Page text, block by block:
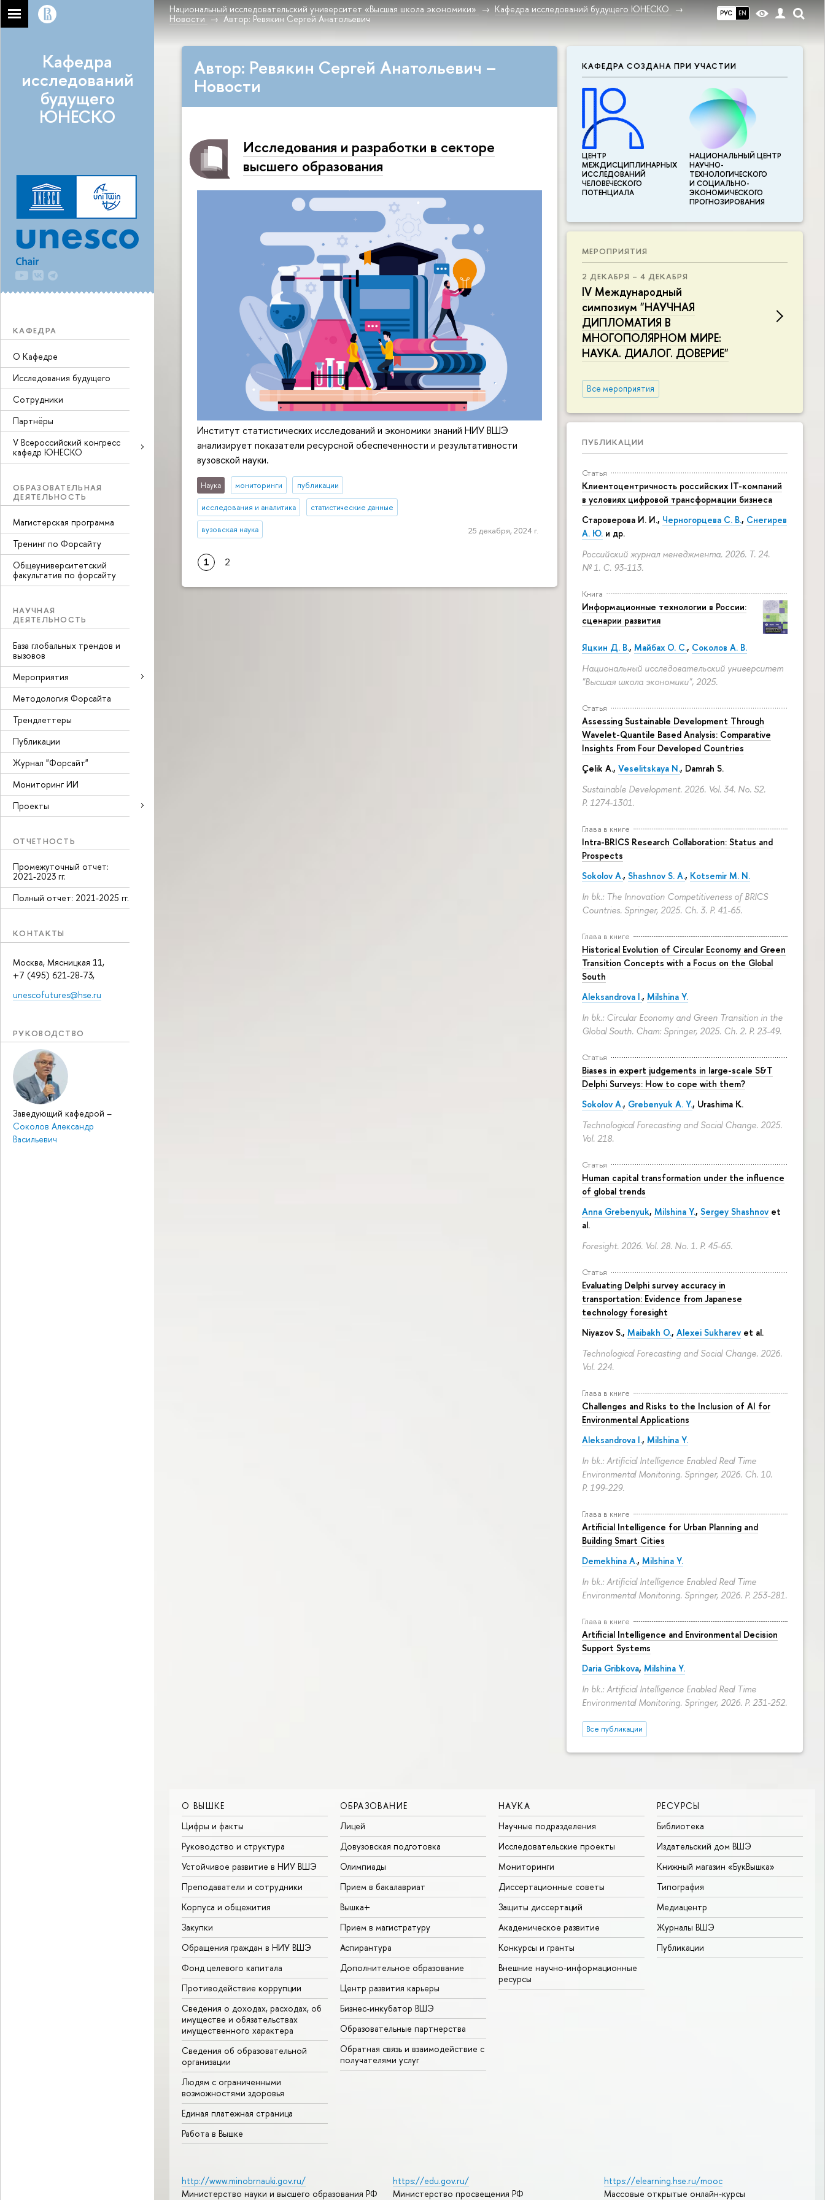
РУС EN
Национальный исследовательский университет «Высшая школа экономики»
Кафедра исследований будущего ЮНЕСКО
Новости
Автор: Ревякин Сергей Анатольевич
Кафедра
исследований
будущего
ЮНЕСКО
КАФЕДРА
О Кафедре
Исследования будущего
Сотрудники
Партнёры
V Всероссийский конгресс
кафедр ЮНЕСКО
ОБРАЗОВАТЕЛЬНАЯ
ДЕЯТЕЛЬНОСТЬ
Магистерская программа
Тренинг по Форсайту
Общеуниверситетский
факультатив по форсайту
НАУЧНАЯ
ДЕЯТЕЛЬНОСТЬ
База глобальных трендов и
вызовов
Мероприятия
Методология Форсайта
Трендлеттеры
Публикации
Журнал "Форсайт"
Мониторинг ИИ
Проекты
ОТЧЕТНОСТЬ
Промежуточный отчет:
2021-2023 гг.
Полный отчет: 2021-2025 гг.
КОНТАКТЫ
Москва, Мясницкая 11,
+7 (495) 621-28-73,
unescofutures@hse.ru
РУКОВОДСТВО
Заведующий кафедрой –
Соколов Александр
Васильевич
КАФЕДРА СОЗДАНА ПРИ УЧАСТИИ
ЦЕНТР
МЕЖДИСЦИПЛИНАР­НЫХ
ИССЛЕДОВАНИЙ
ЧЕЛОВЕЧЕСКОГО
ПОТЕНЦИАЛА
НАЦИОНАЛЬНЫЙ ЦЕНТР
НАУЧНО-
ТЕХНОЛОГИЧЕСКОГО
И СОЦИАЛЬНО-
ЭКОНОМИЧЕСКОГО
ПРОГНОЗИРОВАНИЯ
МЕРОПРИЯТИЯ
2 ДЕКАБРЯ – 4 ДЕКАБРЯ
IV Международный
симпозиум "НАУЧНАЯ
ДИПЛОМАТИЯ В
МНОГОПОЛЯРНОМ МИРЕ:
НАУКА. ДИАЛОГ. ДОВЕРИЕ"
Все мероприятия
ПУБЛИКАЦИИ
Статья
Клиентоцентричность российских IT-компаний
в условиях цифровой трансформации бизнеса
Староверова И. И., Черногорцева С. В., Снегирев
А. Ю. и др.
Российский журнал менеджмента. 2026. Т. 24.
№ 1. С. 93-113.
Книга
Информационные технологии в России:
сценарии развития
Яцкин Д. В., Майбах О. С., Соколов А. В.
Национальный исследовательский университет
"Высшая школа экономики", 2025.
Статья
Assessing Sustainable Development Through
Wavelet-Quantile Based Analysis: Comparative
Insights From Four Developed Countries
Çelik A., Veselitskaya N., Damrah S.
Sustainable Development. 2026. Vol. 34. No. S2.
P. 1274-1301.
Глава в книге
Intra-BRICS Research Collaboration: Status and
Prospects
Sokolov A., Shashnov S. A., Kotsemir M. N.
In bk.: The Innovation Competitiveness of BRICS
Countries. Springer, 2025. Ch. 3. P. 41-65.
Глава в книге
Historical Evolution of Circular Economy and Green
Transition Concepts with a Focus on the Global
South
Aleksandrova I., Milshina Y.
In bk.: Circular Economy and Green Transition in the
Global South. Cham: Springer, 2025. Ch. 2. P. 23-49.
Статья
Biases in expert judgements in large-scale S&T
Delphi Surveys: How to cope with them?
Sokolov A., Grebenyuk A. Y., Urashima K.
Technological Forecasting and Social Change. 2025.
Vol. 218.
Статья
Human capital transformation under the influence
of global trends
Anna Grebenyuk, Milshina Y., Sergey Shashnov et
al.
Foresight. 2026. Vol. 28. No. 1. P. 45-65.
Статья
Evaluating Delphi survey accuracy in
transportation: Evidence from Japanese
technology foresight
Niyazov S., Maibakh O., Alexei Sukharev et al.
Technological Forecasting and Social Change. 2026.
Vol. 224.
Глава в книге
Challenges and Risks to the Inclusion of AI for
Environmental Applications
Aleksandrova I., Milshina Y.
In bk.: Artificial Intelligence Enabled Real Time
Environmental Monitoring. Springer, 2026. Ch. 10.
P. 199-229.
Глава в книге
Artificial Intelligence for Urban Planning and
Building Smart Cities
Demekhina A., Milshina Y.
In bk.: Artificial Intelligence Enabled Real Time
Environmental Monitoring. Springer, 2026. P. 253-281.
Глава в книге
Artificial Intelligence and Environmental Decision
Support Systems
Daria Gribkova, Milshina Y.
In bk.: Artificial Intelligence Enabled Real Time
Environmental Monitoring. Springer, 2026. P. 231-252.
Все публикации
Автор: Ревякин Сергей Анатольевич –
Новости
Исследования и разработки в секторе
высшего образования
Институт статистических исследований и экономики знаний НИУ ВШЭ
анализирует показатели ресурсной обеспеченности и результативности
вузовской науки.
Наука мониторинги публикации
исследования и аналитика статистические данные
вузовская наука 25 декабря, 2024 г.
1 2
О ВЫШКЕ
Цифры и факты
Руководство и структура
Устойчивое развитие в НИУ ВШЭ
Преподаватели и сотрудники
Корпуса и общежития
Закупки
Обращения граждан в НИУ ВШЭ
Фонд целевого капитала
Противодействие коррупции
Сведения о доходах, расходах, об
имуществе и обязательствах
имущественного характера
Сведения об образовательной
организации
Людям с ограниченными
возможностями здоровья
Единая платежная страница
Работа в Вышке
ОБРАЗОВАНИЕ
Лицей
Довузовская подготовка
Олимпиады
Прием в бакалавриат
Вышка+
Прием в магистратуру
Аспирантура
Дополнительное образование
Центр развития карьеры
Бизнес-инкубатор ВШЭ
Образовательные партнерства
Обратная связь и взаимодействие с
получателями услуг
НАУКА
Научные подразделения
Исследовательские проекты
Мониторинги
Диссертационные советы
Защиты диссертаций
Академическое развитие
Конкурсы и гранты
Внешние научно-информационные
ресурсы
РЕСУРСЫ
Библиотека
Издательский дом ВШЭ
Книжный магазин «БукВышка»
Типография
Медиацентр
Журналы ВШЭ
Публикации
http://www.minobrnauki.gov.ru/
Министерство науки и высшего образования РФ
https://edu.gov.ru/
Министерство просвещения РФ
https://elearning.hse.ru/mooc
Массовые открытые онлайн-курсы